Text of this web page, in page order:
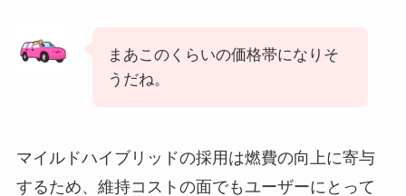
まあこのくらいの価格帯になりそ
うだね。
マイルドハイブリッドの採用は燃費の向上に寄与
するため、維持コストの面でもユーザーにとって